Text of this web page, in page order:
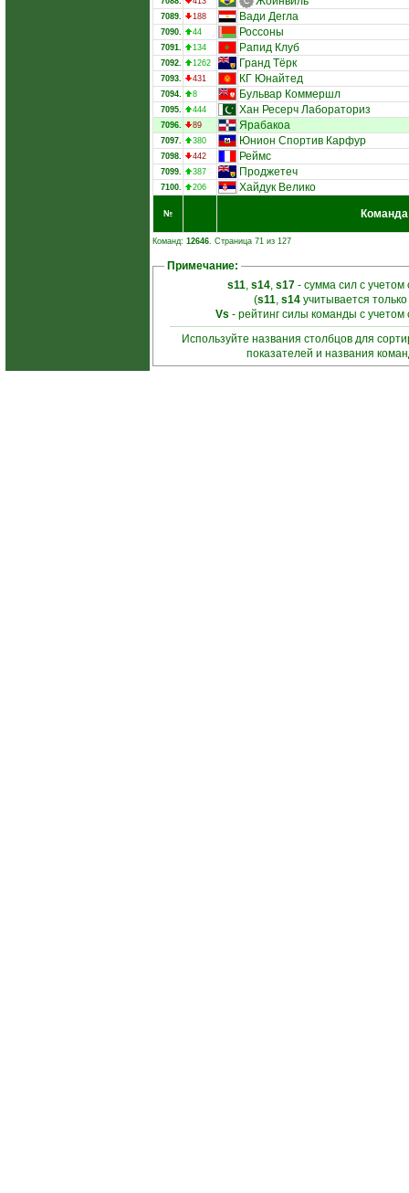
7089. 188 Вади Дегла
7090. 44 Россоны
7091. 134 Рапид Клуб
7092. 1262 Гранд Тёрк
7093. 431 КГ Юнайтед
7094. 8 Бульвар Коммершл
7095. 444 Хан Ресерч Лабораториз
7096. 89 Ярабакоа
7097. 380 Юнион Спортив Карфур
7098. 442 Реймс
7099. 387 Проджетеч
7100. 206 Хайдук Велико
№ Команда
Команд: 12646. Страница 71 из 127
Примечание:
s11, s14, s17- сумма сил с учетом
(s11, s14 учитывается
Vs - рейтинг силы команды с
Используйте названия столбцов для
показателей и названия